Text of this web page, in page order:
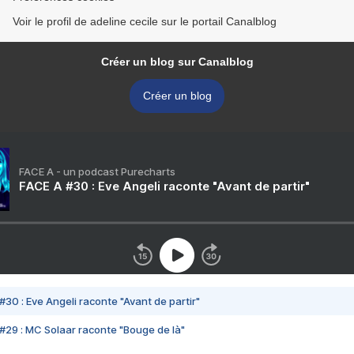
Voir le profil de adeline cecile sur le portail Canalblog
Créer un blog sur Canalblog
Créer un blog
FACE A - un podcast Purecharts
FACE A #30 : Eve Angeli raconte "Avant de partir"
#30 : Eve Angeli raconte "Avant de partir"
#29 : MC Solaar raconte "Bouge de là"